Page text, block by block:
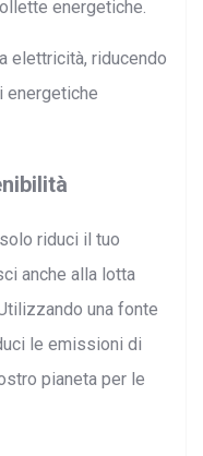
energetiche.
elettricità, riducendo
energetiche
riduci il tuo
anche alla lotta
una fonte
le emissioni di
pianeta per le